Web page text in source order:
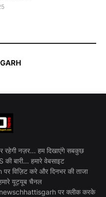
नज़र... हम दिखाएंगे सबकुछ
बारी... हमारे वेबसाइट
विज़िट करे और दिनभर की ताजा
यूट्यूब चैनल
पर क्लीक करके